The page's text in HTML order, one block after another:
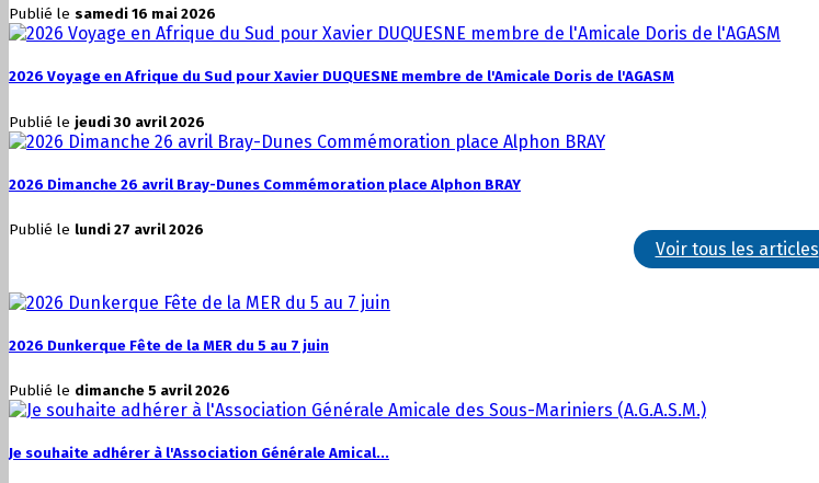
Publié le samedi 16 mai 2026
2026 Voyage en Afrique du Sud pour Xavier DUQUESNE membre de l'Amicale Doris de l'AGASM
Publié le jeudi 30 avril 2026
2026 Dimanche 26 avril Bray-Dunes Commémoration place Alphon BRAY
Publié le lundi 27 avril 2026
Voir tous les articles
2026 Dunkerque Fête de la MER du 5 au 7 juin
Publié le dimanche 5 avril 2026
Je souhaite adhérer à l'Association Générale Amical...